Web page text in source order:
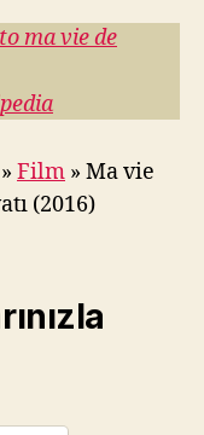
ma vie de
» Film » Ma vie
(2016)